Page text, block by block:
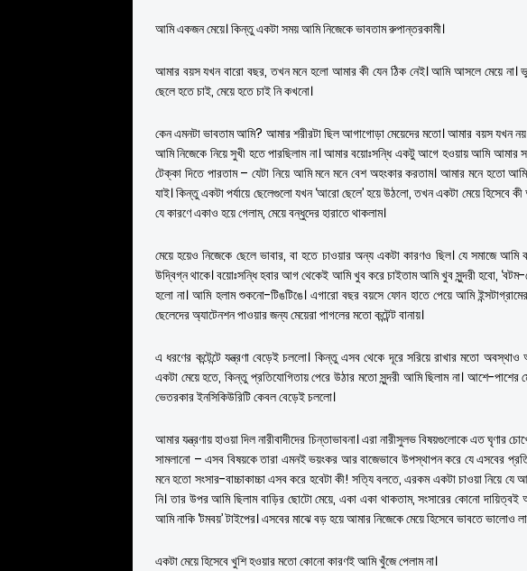
আমি একজন মেয়ে। কিন্তু একটা সময় আমি নিজেকে ভাবতাম রুপান্তরকামী।
আমার বয়স যখন বারো বছর, তখন মনে হলো আমার কী যেন ঠিক নেই। আমি আসলে মেয়ে
ছেলে হতে চাই, মেয়ে হতে চাই নি কখনো।
কেন এমনটা ভাবতাম আমি? আমার শরীরটা ছিল আগাগোড়া মেয়েদের মতো। আমার বয়স যখন
আমি নিজেকে নিয়ে সুখী হতে পারছিলাম না। আমার বয়োঃসন্ধি একটু আগে হওয়ায় আমি আমার
টেক্কা দিতে পারতাম – যেটা নিয়ে আমি মনে মনে বেশ অহংকার করতাম। আমার মনে হতো
যাই। কিন্তু একটা পর্যায়ে ছেলেগুলো যখন ‘আরো ছেলে’ হয়ে উঠলো, তখন একটা মেয়ে হিসেবে
যে কারণে একাও হয়ে গেলাম, মেয়ে বন্ধুদের হারাতে থাকলাম।
মেয়ে হয়েও নিজেকে ছেলে ভাবার, বা হতে চাওয়ার অন্য একটা কারণও ছিল। যে সমাজে আমি
উদ্বিগ্ন থাকে। বয়োঃসন্ধি হবার আগ থেকেই আমি খুব করে চাইতাম আমি খুব সুন্দরী হবো, ‘বটম-
হলো না। আমি হলাম শুকনো-টিঙটিঙে। এগারো বছর বয়সে ফোন হাতে পেয়ে আমি
ছেলেদের অ্যাটেনশন পাওয়ার জন্য মেয়েরা পাগলের মতো কন্টেন্ট বানায়।
এ ধরণের কন্টেন্টে যন্ত্রণা বেড়েই চললো। কিন্তু এসব থেকে দূরে সরিয়ে রাখার মতো
একটা মেয়ে হতে, কিন্তু প্রতিযোগিতায় পেরে উঠার মতো সুন্দরী আমি ছিলাম না। আশে-পাশের
ভেতরকার ইনসিকিউরিটি কেবল বেড়েই চললো।
আমার যন্ত্রণায় হাওয়া দিল নারীবাদীদের চিন্তাভাবনা। এরা নারীসুলভ বিষয়গুলোকে এত ঘৃণার
সামলানো – এসব বিষয়কে তারা এমনই ভয়ংকর আর বাজেভাবে উপস্থাপন করে যে এসবের
মনে হতো সংসার-বাচ্চাকাচ্চা এসব করে হবেটা কী! সত্যি বলতে, এরকম একটা চাওয়া নিয়ে
নি। তার উপর আমি ছিলাম বাড়ির ছোটো মেয়ে, একা একা থাকতাম, সংসারের কোনো
আমি নাকি ‘টমবয়’ টাইপের। এসবের মাঝে বড় হয়ে আমার নিজেকে মেয়ে হিসেবে ভাবতে ভালোও
একটা মেয়ে হিসেবে খুশি হওয়ার মতো কোনো কারণই আমি খুঁজে পেলাম না।